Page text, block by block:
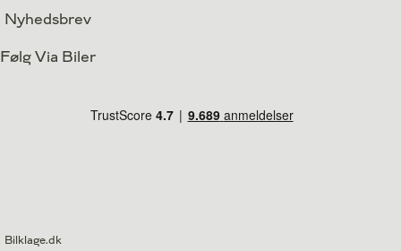
Nyhedsbrev
Følg Via Biler
Bilklage.dk